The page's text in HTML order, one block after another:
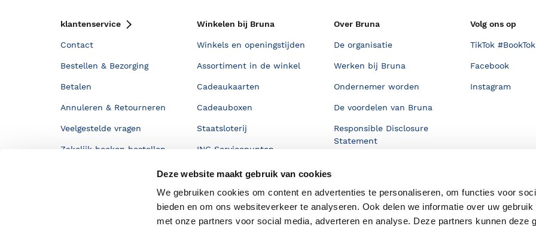
Deze website maakt gebruik van cookies
We gebruiken cookies om content en advertenties te personaliseren, om functies voor
bieden en om ons websiteverkeer te analyseren. Ook delen we informatie over uw
met onze partners voor social media, adverteren en analyse. Deze partners kunnen deze
klantenservice
Contact
Bestellen & Bezorging
Betalen
Annuleren & Retourneren
Veelgestelde vragen
Zakelijk boeken bestellen
Winkelen bij Bruna
Winkels en openingstijden
Assortiment in de winkel
Cadeaukaarten
Cadeauboxen
Staatsloterij
ING Servicepunten
Over Bruna
De organisatie
Werken bij Bruna
Ondernemer worden
De voordelen van Bruna
Responsible Disclosure
Statement
Volg ons op
TikTok #BookTok
Facebook
Instagram